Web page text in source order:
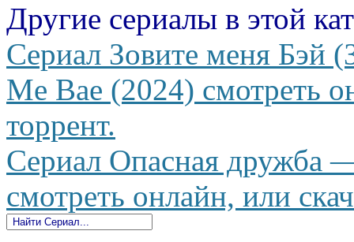
Другие сериалы в этой
Сериал Зовите меня
Me Bae (2024) смотреть
торрент.
Сериал Опасная дружба
смотреть онлайн, или